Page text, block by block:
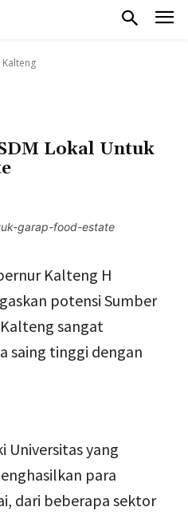
Lokal Untuk
garap-food-estate
Kalteng H
potensi Sumber
Kalteng sangat
saing tinggi dengan
Universitas yang
para
dari beberapa sektor